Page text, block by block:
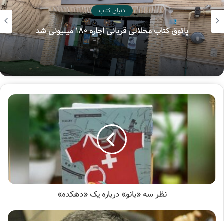
برشی از کتاب: «یه دفعه چشمم به یه اتوبوس افتاد که جلوی
روی همه اومد و صاف وایساد توی ایستگاه.
راننده اتوبوس رو خاموش کرد و سوت زنان از اتوبوس پیاده شد.
رفتم جلو، سلام کردم و گفتم: «عذر می‌خوام. امروز اتوبوس
نیست»
گفت: «نه، امروز اعتصابه»
دوست داشتم بدونم اعتصاب برای چیه؛ به خصوص که داشتم
متضرر می‌شدم و ناخواسته در زنجیره نتایج اعتصاب دخیل شده
گفتم: «ببخشید … می‌شه بدونم برای چی راننده‌ها اعتصاب
دنیای کتاب
پاتوق کتاب محلاتی قربانی اجاره ۱۸۰ میلیونی شد
نظر سه «بانو» درباره یک «دهکده»